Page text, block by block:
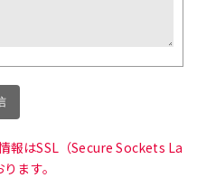
報はSSL（Secure Sockets La
ます。